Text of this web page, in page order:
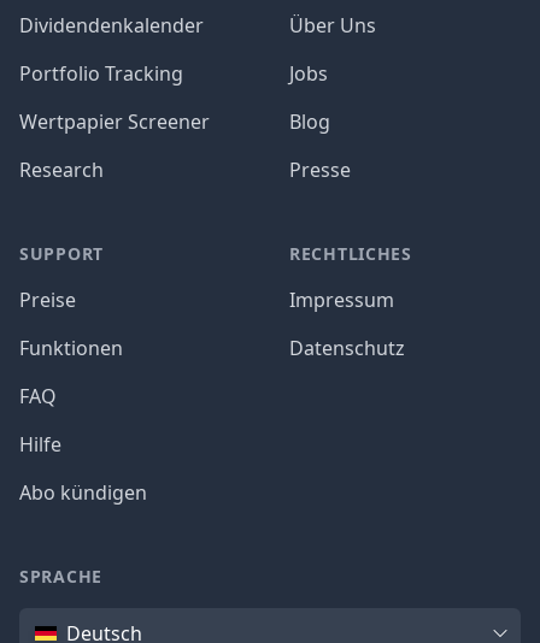
Dividendenkalender
Portfolio Tracking
Wertpapier Screener
Research
SUPPORT
Preise
Funktionen
FAQ
Hilfe
Abo kündigen
Über Uns
Jobs
Blog
Presse
RECHTLICHES
Impressum
Datenschutz
SPRACHE
SpracheDeutsch